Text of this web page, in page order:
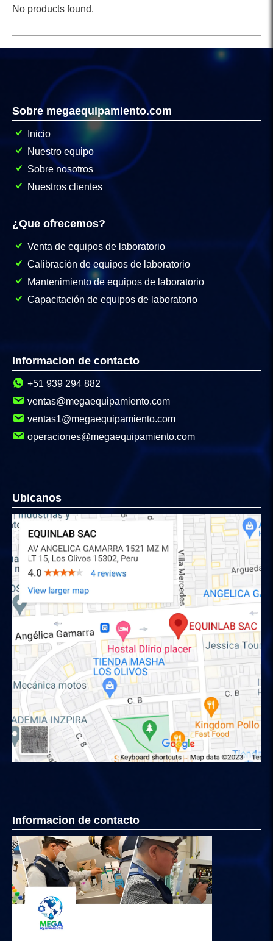
No products found.
Sobre megaequipamiento.com
Inicio
Nuestro equipo
Sobre nosotros
Nuestros clientes
¿Que ofrecemos?
Venta de equipos de laboratorio
Calibración de equipos de laboratorio
Mantenimiento de equipos de laboratorio
Capacitación de equipos de laboratorio
Informacion de contacto
+51 939 294 882
ventas@megaequipamiento.com
ventas1@megaequipamiento.com
operaciones@megaequipamiento.com
Ubicanos
Informacion de contacto